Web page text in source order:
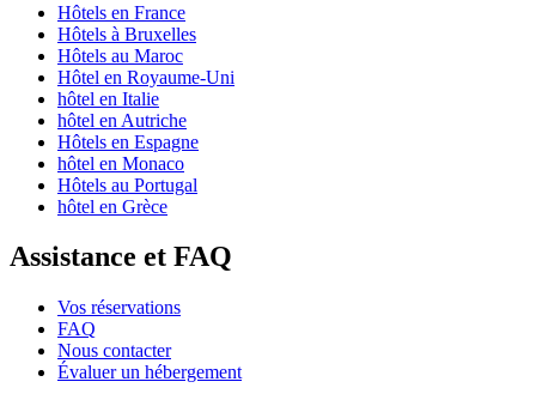
Hôtels en France
Hôtels à Bruxelles
Hôtels au Maroc
Hôtel en Royaume-Uni
hôtel en Italie
hôtel en Autriche
Hôtels en Espagne
hôtel en Monaco
Hôtels au Portugal
hôtel en Grèce
Assistance et FAQ
Vos réservations
FAQ
Nous contacter
Évaluer un hébergement